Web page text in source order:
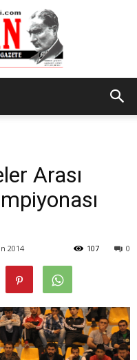
Arası
2014 0
107